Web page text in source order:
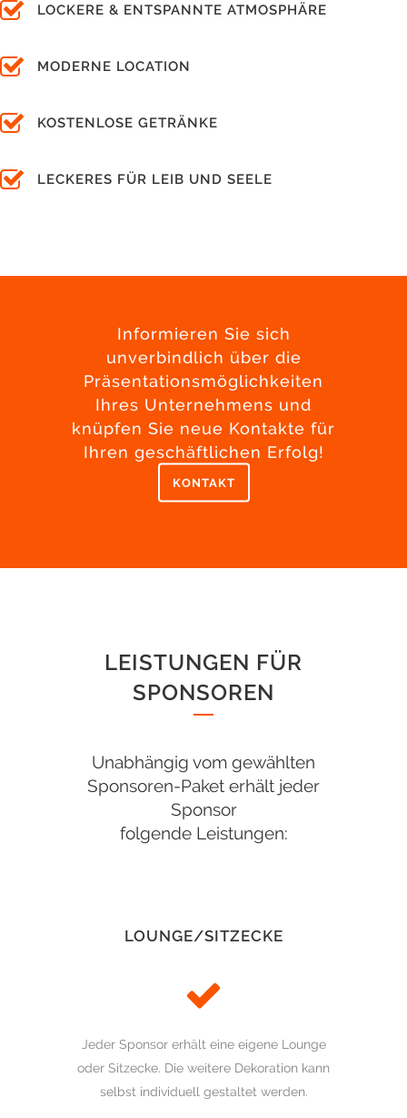
LOCKERE & ENTSPANNTE ATMOSPHÄRE
MODERNE LOCATION
KOSTENLOSE GETRÄNKE
LECKERES FÜR LEIB UND SEELE
Informieren Sie sich
unverbindlich über die
Präsentationsmöglichkeiten
Ihres Unternehmens und
knüpfen Sie neue Kontakte für
Ihren geschäftlichen Erfolg!
KONTAKT
LEISTUNGEN FÜR
SPONSOREN
Unabhängig vom gewählten
Sponsoren-Paket erhält jeder
Sponsor
folgende Leistungen:
LOUNGE/SITZECKE
Jeder Sponsor erhält eine eigene Lounge
oder Sitzecke. Die weitere Dekoration kann
selbst individuell gestaltet werden.